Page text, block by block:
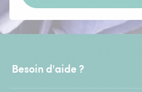
Besoin d'aide ?